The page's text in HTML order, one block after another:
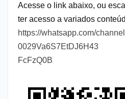
Acesse o link abaixo, ou
ter acesso a variados
https://whatsapp.com/
0029Va6S7EtDJ6H43
FcFzQ0B